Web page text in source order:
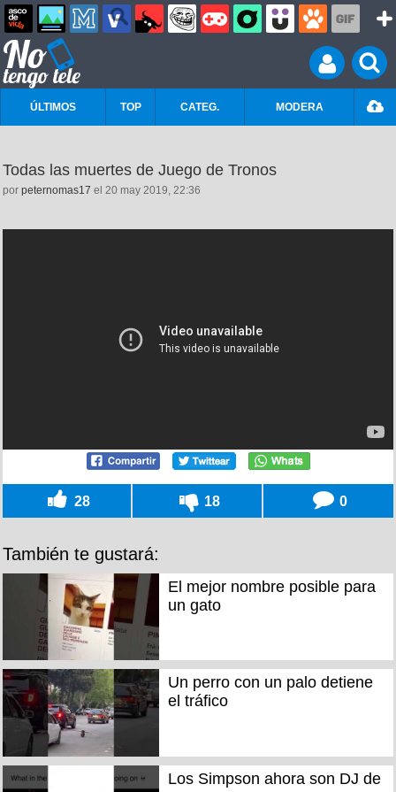
ÚLTIMOS TOP CATEG. MODERA
Todas las muertes de Juego de Tronos
por peternomas17 el 20 may 2019, 22:36
28 18 0
También te gustará:
El mejor nombre posible para
un gato
Un perro con un palo detiene
el tráfico
Los Simpson ahora son DJ de